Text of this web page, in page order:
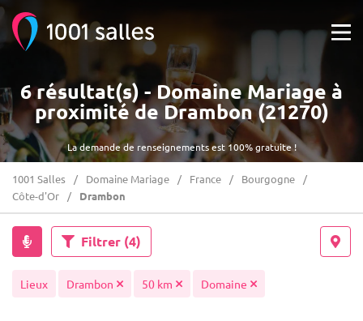
La demande de renseignements est 100% gratuite !
6 résultat(s) - Domaine Mariage à
proximité de Drambon (21270)
1001 Salles Domaine Mariage France
Bourgogne
Côte-d'Or
Drambon
Filtrer (4)
Lieux Drambon 50 km Domaine